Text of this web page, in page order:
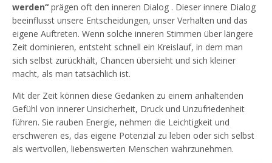
werden“ prägen oft den inneren Dialog . Dieser innere Dialog
beeinflusst unsere Entscheidungen, unser Verhalten und das
eigene Auftreten. Wenn solche inneren Stimmen über längere
Zeit dominieren, entsteht schnell ein Kreislauf, in dem man
sich selbst zurückhält, Chancen übersieht und sich kleiner
macht, als man tatsächlich ist.
Mit der Zeit können diese Gedanken zu einem anhaltenden
Gefühl von innerer Unsicherheit, Druck und Unzufriedenheit
führen. Sie rauben Energie, nehmen die Leichtigkeit und
erschweren es, das eigene Potenzial zu leben oder sich selbst
als wertvollen, liebenswerten Menschen wahrzunehmen.